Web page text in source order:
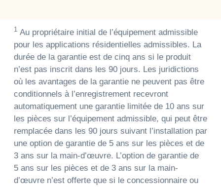
1Au propriétaire initial de l’équipement admissible
pour les applications résidentielles admissibles. La
durée de la garantie est de cinq ans si le produit
n’est pas inscrit dans les 90 jours. Les juridictions
où les avantages de la garantie ne peuvent pas être
conditionnels à l’enregistrement recevront
automatiquement une garantie limitée de 10 ans sur
les pièces sur l’équipement admissible, qui peut être
remplacée dans les 90 jours suivant l’installation par
une option de garantie de 5 ans sur les pièces et de
3 ans sur la main-d’œuvre. L’option de garantie de
5 ans sur les pièces et de 3 ans sur la main-
d’œuvre n’est offerte que si le concessionnaire ou